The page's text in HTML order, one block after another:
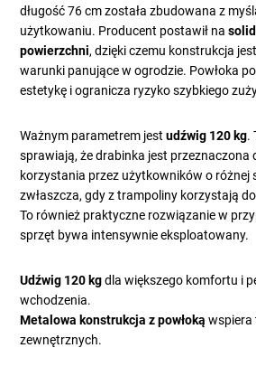
długość 76 cm została zbudowana z
użytkowaniu. Producent postawił na
powierzchni, dzięki czemu konstrukcja
warunki panujące w ogrodzie. Powłoka
estetykę i ogranicza ryzyko szybkiego
Ważnym parametrem jestudźwig 120 kg.
sprawiają, że drabinka jest przeznaczona
korzystania przez użytkowników o różnej
zwłaszcza, gdy z trampoliny korzystają
To również praktyczne rozwiązanie w
sprzęt bywa intensywnie eksploatowany.
Udźwig 120 kgdla większego komfortu i
wchodzenia.
Metalowa konstrukcja z powłoką wspiera
zewnętrznych.